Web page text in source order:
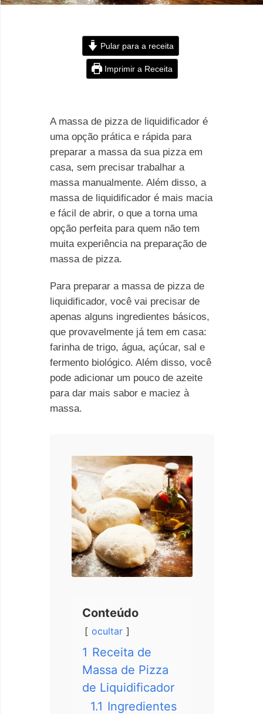
Pular para a receita
Imprimir a Receita
A massa de pizza de liquidificador é
uma opção prática e rápida para
preparar a massa da sua pizza em
casa, sem precisar trabalhar a
massa manualmente. Além disso, a
massa de liquidificador é mais macia
e fácil de abrir, o que a torna uma
opção perfeita para quem não tem
muita experiência na preparação de
massa de pizza.
Para preparar a massa de pizza de
liquidificador, você vai precisar de
apenas alguns ingredientes básicos,
que provavelmente já tem em casa:
farinha de trigo, água, açúcar, sal e
fermento biológico. Além disso, você
pode adicionar um pouco de azeite
para dar mais sabor e maciez à
massa.
Conteúdo
ocultar
1 Receita de
Massa de Pizza
de Liquidificador
1.1 Ingredientes